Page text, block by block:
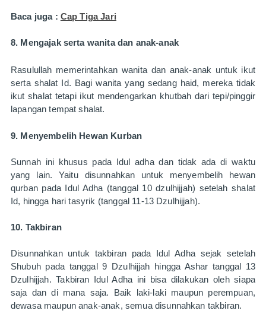
Baca juga : Cap Tiga Jari
8. Mengajak serta wanita dan anak-anak
Rasulullah memerintahkan wanita dan anak-anak untuk ikut
serta shalat Id. Bagi wanita yang sedang haid, mereka tidak
ikut shalat tetapi ikut mendengarkan khutbah dari tepi/pinggir
lapangan tempat shalat.
9. Menyembelih Hewan Kurban
Sunnah ini khusus pada Idul adha dan tidak ada di waktu
yang lain. Yaitu disunnahkan untuk menyembelih hewan
qurban pada Idul Adha (tanggal 10 dzulhijjah) setelah shalat
Id, hingga hari tasyrik (tanggal 11-13 Dzulhijjah).
10. Takbiran
Disunnahkan untuk takbiran pada Idul Adha sejak setelah
Shubuh pada tanggal 9 Dzulhijjah hingga Ashar tanggal 13
Dzulhijjah. Takbiran Idul Adha ini bisa dilakukan oleh siapa
saja dan di mana saja. Baik laki-laki maupun perempuan,
dewasa maupun anak-anak, semua disunnahkan takbiran.